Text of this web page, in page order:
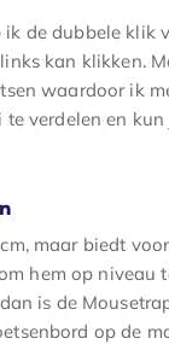
de dubbele
kan klikken.
waardoor ik
verdelen en
maar biedt
hem op niveau
is de
op de